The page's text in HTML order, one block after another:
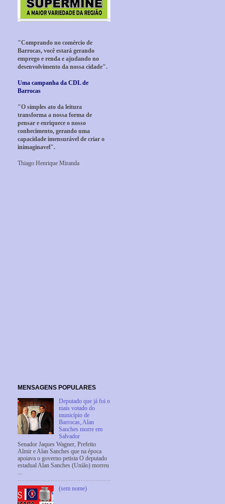
"Comprando no comércio de
Barrocas, você estará gerando
emprego e renda e ajudando no
desenvolvimento da nossa cidade".
Uma campanha da CDL de
Barrocas
"O simples ato da leitura
transforma a nossa forma de
pensar e enriquece o nosso
conhecimento, gerando uma
capacidade imensurável de criar o
inimaginavel".
Thiago Henrique Miranda
MENSAGENS POPULARES
Deputado que já foi o
mais votado do
município de
Barrocas, Alan
Sanches morre em
Salvador
Senador Jaques Wagner, Prefeito
Almir e Alan Sanches que na época
apoiava o governo petista O deputado
estadual Alan Sanches (União) morreu
...
(sem nome)